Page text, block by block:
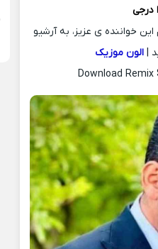
درجی
خواننده ی عزیز، به آرشیو
|الون موزیک
Download Remix